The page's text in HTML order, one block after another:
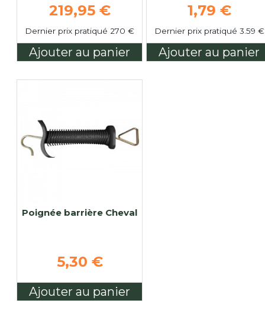
Prix de base
219,95 €
Dernier prix pratiqué 270 €
Ajouter au panier
Prix de
1,79 €
Dernier prix pratiqué 3.59 €
Ajouter au panier
Poignée barrière Cheval
5,30 €
Ajouter au panier